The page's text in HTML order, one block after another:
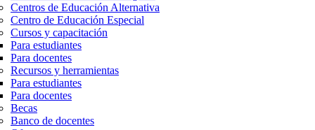
Centros de Educación Alternativa
Centro de Educación Especial
Cursos y capacitación
Para estudiantes
Para docentes
Recursos y herramientas
Para estudiantes
Para docentes
Becas
Banco de docentes